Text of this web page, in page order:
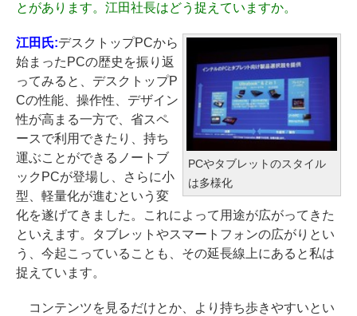
とがあります。江田社長はどう捉えていますか。
PCやタブレットのスタイル
は多様化
江田氏:デスクトップPCから
始まったPCの歴史を振り返
ってみると、デスクトップP
Cの性能、操作性、デザイン
性が高まる一方で、省スペ
ースで利用できたり、持ち
運ぶことができるノートブ
ックPCが登場し、さらに小
型、軽量化が進むという変
化を遂げてきました。これによって用途が広がってきた
といえます。タブレットやスマートフォンの広がりとい
う、今起こっていることも、その延長線上にあると私は
捉えています。
コンテンツを見るだけとか、より持ち歩きやすいとい